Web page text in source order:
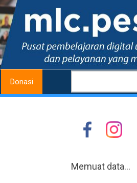
Donasi
Memuat data...